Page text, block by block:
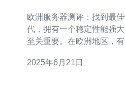
欧洲服务器测评：找到最佳性能和稳
代，拥有一个稳定性能强
至关重要。在欧洲地区，
个重要课题。 为了找到最佳的服务器性能，我们对几家欧
2025年6月21日